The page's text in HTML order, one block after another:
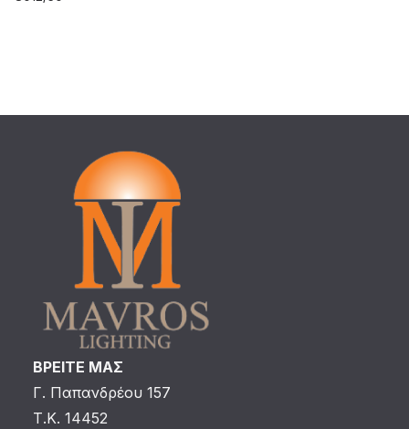
ΒΡΕΙΤΕ ΜΑΣ
Γ. Παπανδρέου 157
Τ.Κ. 14452